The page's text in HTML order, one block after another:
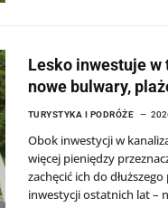
Lesko inwestuje w
nowe bulwary,
TURYSTYKA I PODRÓŻE
Obok inwestycji w
więcej pieniędzy
zachęcić ich do
inwestycji ostatnich lat –